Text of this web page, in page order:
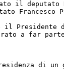
il
Presidente
a far parte
di un